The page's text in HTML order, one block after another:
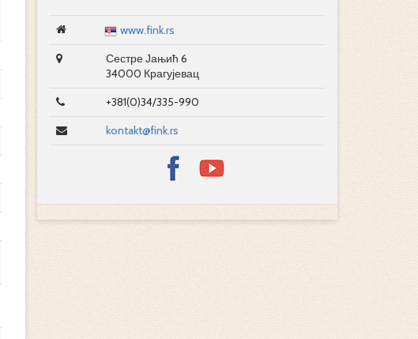
www.fink.rs
Сестре Јањић 6
34000 Крагујевац
+381(0)34/335-990
kontakt@fink.rs